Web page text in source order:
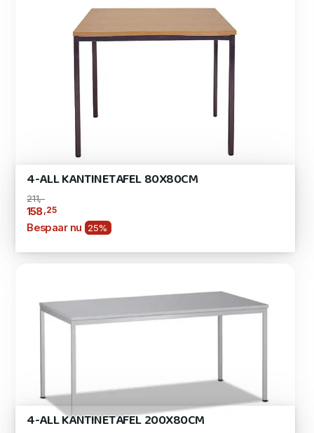
4-ALL KANTINETAFEL 80X80CM
211,-
158,25
Bespaar nu 25%
4-ALL KANTINETAFEL 200X80CM